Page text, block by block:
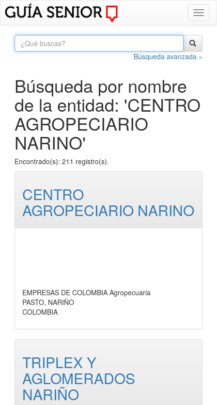
Búsqueda avanzada »
Búsqueda por nombre
de la entidad: 'CENTRO
AGROPECIARIO
NARINO'
Encontrado(s): 211 registro(s).
CENTRO
AGROPECIARIO NARINO
EMPRESAS DE COLOMBIA Agropecuaria
PASTO, NARIÑO
COLOMBIA
TRIPLEX Y
AGLOMERADOS
NARIÑO